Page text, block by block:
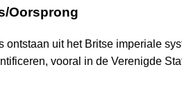
Oorsprong
ontstaan uit het Britse imperiale
vooral in de Verenigde